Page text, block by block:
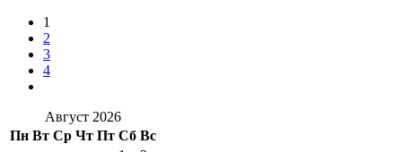
1
2
3
4
Август 2026
Пн Вт Ср Чт Пт Сб Вс